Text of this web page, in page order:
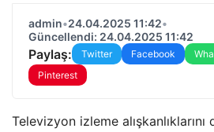
admin•24.04.2025 11:42•
Güncellendi: 24.04.2025 11:42
Paylaş: Twitter Facebook
Pinterest
Televizyon izleme